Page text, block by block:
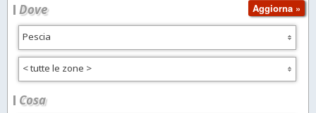
Dove
Pescia
< tutte le zone >
Cosa